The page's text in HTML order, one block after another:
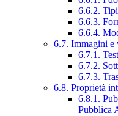
6.6.2.
6.6.3.
6.6.4.
6.7. Immagini e
6.7.1.
6.7.2.
6.7.3.
6.8. Proprietà
6.8.1.
Pubblica